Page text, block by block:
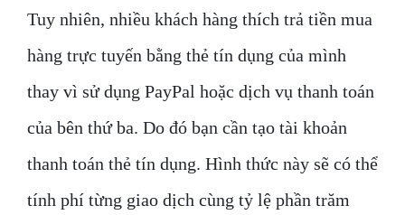
Tuy nhiên, nhiều khách hàng thích trả tiền mua
hàng trực tuyến bằng thẻ tín dụng của mình
thay vì sử dụng PayPal hoặc dịch vụ thanh toán
của bên thứ ba. Do đó bạn cần tạo tài khoản
thanh toán thẻ tín dụng. Hình thức này sẽ có thể
tính phí từng giao dịch cùng tỷ lệ phần trăm